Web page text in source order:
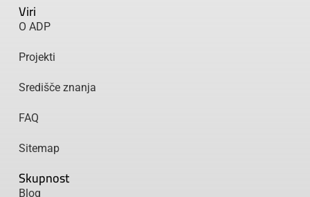
Viri
O ADP
Projekti
Središče znanja
FAQ
Sitemap
Skupnost
Blog